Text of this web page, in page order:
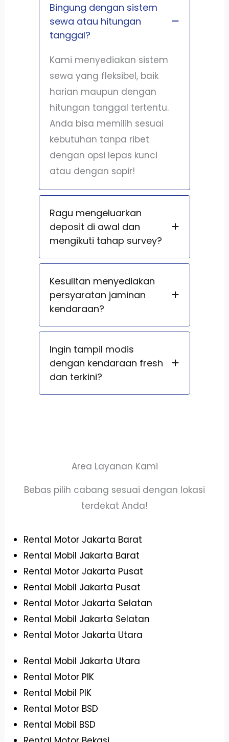
Bingung dengan sistem
sewa atau hitungan
tanggal?
Kami menyediakan sistem
sewa yang fleksibel, baik
harian maupun dengan
hitungan tanggal tertentu.
Anda bisa memilih sesuai
kebutuhan tanpa ribet
dengan opsi lepas kunci
atau dengan sopir!
Ragu mengeluarkan
deposit di awal dan
mengikuti tahap survey?
Kesulitan menyediakan
persyaratan jaminan
kendaraan?
Ingin tampil modis
dengan kendaraan fresh
dan terkini?
Area Layanan Kami
Bebas pilih cabang sesuai dengan lokasi
terdekat Anda!
Rental Motor Jakarta Barat
Rental Mobil Jakarta Barat
Rental Motor Jakarta Pusat
Rental Mobil Jakarta Pusat
Rental Motor Jakarta Selatan
Rental Mobil Jakarta Selatan
Rental Motor Jakarta Utara
Rental Mobil Jakarta Utara
Rental Motor PIK
Rental Mobil PIK
Rental Motor BSD
Rental Mobil BSD